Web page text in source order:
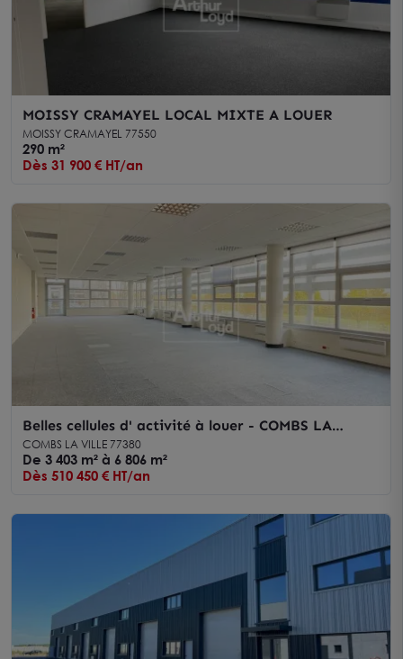
MOISSY CRAMAYEL LOCAL MIXTE A LOUER
MOISSY CRAMAYEL 77550
290 m²
Dès 31 900 € HT/an
Belles cellules d' activité à louer - COMBS LA
VILLE
COMBS LA VILLE 77380
De 3 403 m² à 6 806 m²
Dès 510 450 € HT/an